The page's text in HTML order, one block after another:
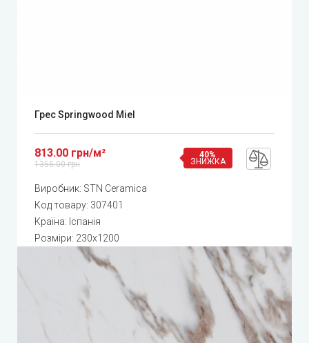
Грес Springwood Miel
813.00 грн/м²
1355.00 грн
40%
ЗНИЖКА
Виробник: STN Ceramica
Код товару: 307401
Країна: Іспанія
Розміри: 230x1200